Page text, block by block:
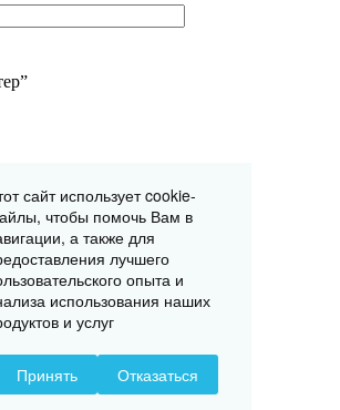
сайт использует cookie-
чтобы помочь Вам в
а также для
лучшего
опыта и
использования наших
и услуг
Принять Отказаться